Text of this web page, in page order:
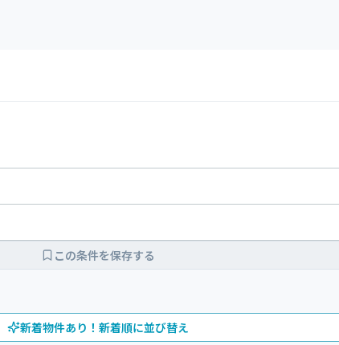
この条件を保存する
新着物件あり！新着順に並び替え